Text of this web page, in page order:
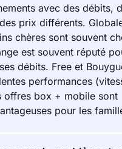
avec des débits,
prix différents.
chères sont souvent
est souvent réputé
débits. Free et
performances
offres box + mobile sont
pour les